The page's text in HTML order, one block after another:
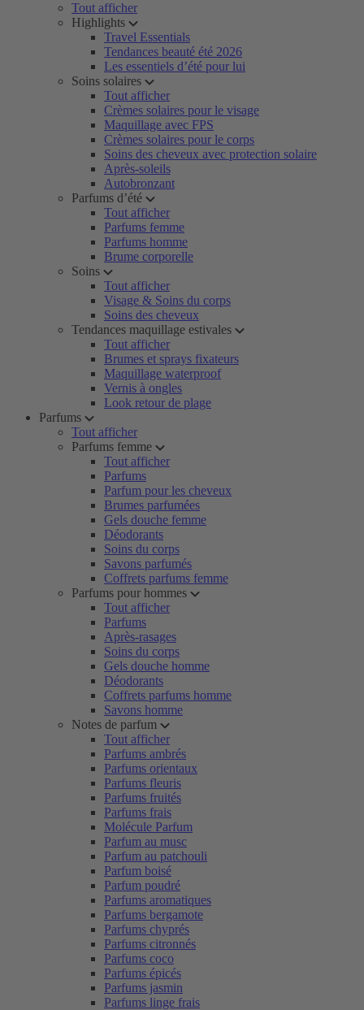
Tout afficher
Highlights
Travel Essentials
Tendances beauté été 2026
Les essentiels d’été pour lui
Soins solaires
Tout afficher
Crèmes solaires pour le visage
Maquillage avec FPS
Crèmes solaires pour le corps
Soins des cheveux avec protection solaire
Après-soleils
Autobronzant
Parfums d’été
Tout afficher
Parfums femme
Parfums homme
Brume corporelle
Soins
Tout afficher
Visage & Soins du corps
Soins des cheveux
Tendances maquillage estivales
Tout afficher
Brumes et sprays fixateurs
Maquillage waterproof
Vernis à ongles
Look retour de plage
Parfums
Tout afficher
Parfums femme
Tout afficher
Parfums
Parfum pour les cheveux
Brumes parfumées
Gels douche femme
Déodorants
Soins du corps
Savons parfumés
Coffrets parfums femme
Parfums pour hommes
Tout afficher
Parfums
Après-rasages
Soins du corps
Gels douche homme
Déodorants
Coffrets parfums homme
Savons homme
Notes de parfum
Tout afficher
Parfums ambrés
Parfums orientaux
Parfums fleuris
Parfums fruités
Parfums frais
Molécule Parfum
Parfum au musc
Parfum au patchouli
Parfum boisé
Parfum poudré
Parfums aromatiques
Parfums bergamote
Parfums chyprés
Parfums citronnés
Parfums coco
Parfums épicés
Parfums jasmin
Parfums linge frais